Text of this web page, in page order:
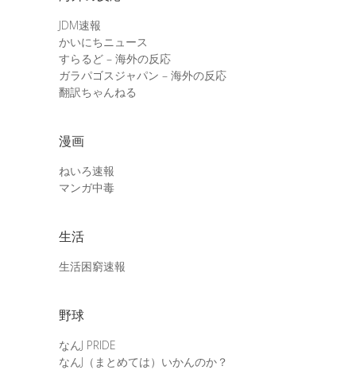
JDM速報
かいにちニュース
すらるど – 海外の反応
ガラパゴスジャパン – 海外の反応
翻訳ちゃんねる
漫画
ねいろ速報
マンガ中毒
生活
生活困窮速報
野球
なんJ PRIDE
なんJ（まとめては）いかんのか？